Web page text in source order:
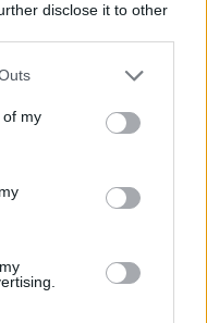
disclose it to other
one or more Google
You may click to
its third-party tags to
in below Google
of my
il piano del
PAGINA FACEBOOK